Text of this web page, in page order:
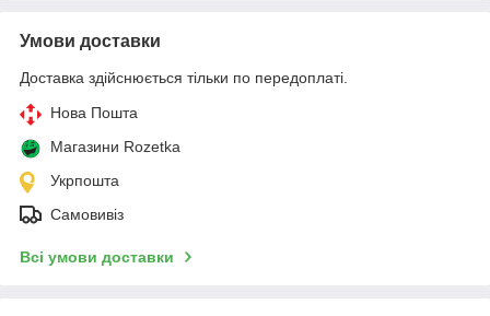
Умови доставки
Доставка здійснюється тільки по передоплаті.
Нова Пошта
Магазини Rozetka
Укрпошта
Самовивіз
Всі умови доставки